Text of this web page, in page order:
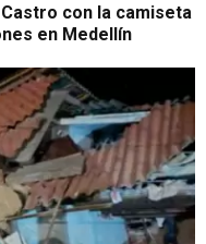
con la camiseta
en Medellín